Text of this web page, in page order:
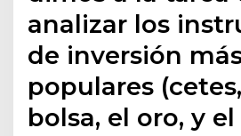
analizar los
de inversión
populares
bolsa, el oro, y